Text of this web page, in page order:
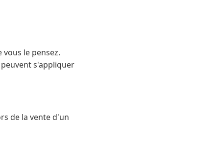
le pensez.
s'appliquer
de la vente d'un